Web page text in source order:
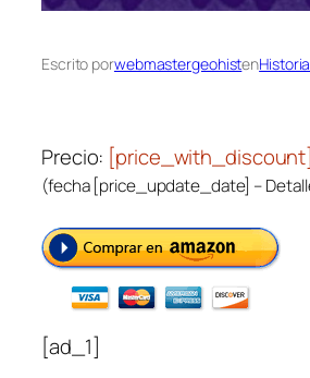
Escrito porwebmastergeohisten
Precio: [price_with_discount]
(fecha [price_update_date] –
[ad_1]